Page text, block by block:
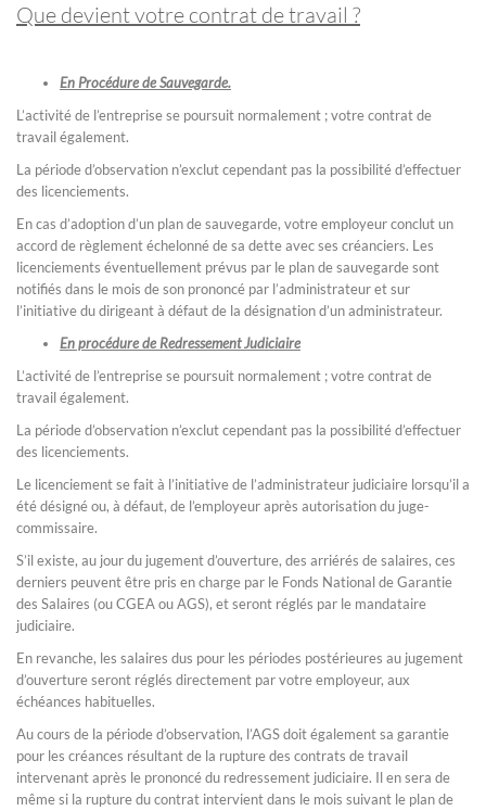
Que devient votre contrat de travail ?
En Procédure de Sauvegarde.
L’activité de l’entreprise se poursuit normalement ; votre contrat de
travail également.
La période d’observation n’exclut cependant pas la possibilité d’effectuer
des licenciements.
En cas d’adoption d’un plan de sauvegarde, votre employeur conclut un
accord de règlement échelonné de sa dette avec ses créanciers. Les
licenciements éventuellement prévus par le plan de sauvegarde sont
notifiés dans le mois de son prononcé par l’administrateur et sur
l’initiative du dirigeant à défaut de la désignation d’un administrateur.
En procédure de Redressement Judiciaire
L’activité de l’entreprise se poursuit normalement ; votre contrat de
travail également.
La période d’observation n’exclut cependant pas la possibilité d’effectuer
des licenciements.
Le licenciement se fait à l’initiative de l’administrateur judiciaire lorsqu’il a
été désigné ou, à défaut, de l’employeur après autorisation du juge-
commissaire.
S’il existe, au jour du jugement d’ouverture, des arriérés de salaires, ces
derniers peuvent être pris en charge par le Fonds National de Garantie
des Salaires (ou CGEA ou AGS), et seront réglés par le mandataire
judiciaire.
En revanche, les salaires dus pour les périodes postérieures au jugement
d’ouverture seront réglés directement par votre employeur, aux
échéances habituelles.
Au cours de la période d’observation, l’AGS doit également sa garantie
pour les créances résultant de la rupture des contrats de travail
intervenant après le prononcé du redressement judiciaire. Il en sera de
même si la rupture du contrat intervient dans le mois suivant le plan de